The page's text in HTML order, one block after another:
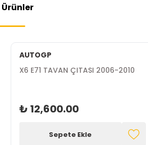
Ürünler
AUTOGP
X6 E71 TAVAN ÇITASI 2006-2010
₺ 12,600.00
Sepete Ekle